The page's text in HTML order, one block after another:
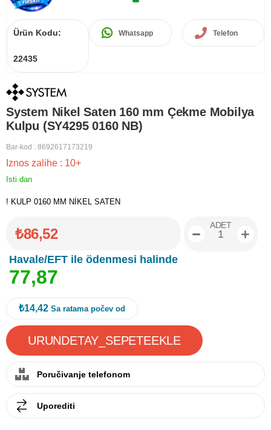
Ürün Kodu:
22435
Whatsapp Telefon
System Nikel Saten 160 mm Çekme Mobilya
Kulpu (SY4295 0160 NB)
Bar-kod : 8692617173219
Iznos zalihe : 10+
Isti dan
! KULP 0160 MM NİKEL SATEN
₺86,52
Havale/EFT ile ödenmesi halinde
77,87
ADET
₺14,42 Sa ratama počev od
Poručivanje telefonom
Uporediti